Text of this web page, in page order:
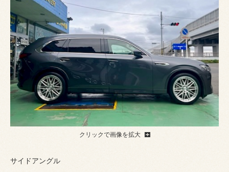
クリックで画像を拡大
サイドアングル